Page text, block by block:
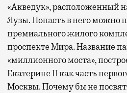
«Акведук», расположенный
Яузы. Попасть в него можно
премиального жилого
проспекте Мира. Название
«миллионного моста»,
Екатерине II как часть
Москвы. Почему бы не